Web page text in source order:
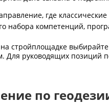
где
набора компетенций,
стройплощадке
Для руководящих позиций
по